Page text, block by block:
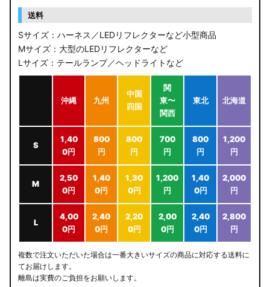
送料
Sサイズ：ハーネス／LEDリフレクターなど小型商品
Mサイズ：大型のLEDリフレクターなど
Lサイズ：テールランプ／ヘッドライトなど
沖縄 九州
中国
四国
関
東〜
関西
東北 北海道
S
1,40
0円
800
円
800
円
700
円
800
円
1,200
円
M
2,50
0円
1,40
0円
1,30
0円
1,200
円
1,40
0円
2,000
円
L
4,00
0円
2,40
0円
2,20
0円
2,00
0円
2,40
0円
2,800
円
複数で注文いただいた場合は一番大きいサイズの商品に対応する送料に
てお届けします。
離島は実費のご負担をお願いします。